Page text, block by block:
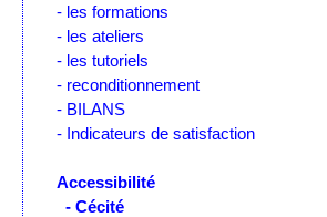
- les formations
- les ateliers
- les tutoriels
- reconditionnement
- BILANS
- Indicateurs de satisfaction
Accessibilité
- Cécité